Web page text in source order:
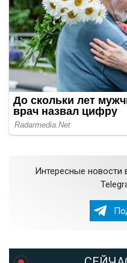
Интересные новости